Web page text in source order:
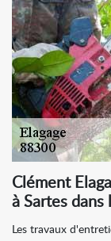
Clément
à Sartes
Les travaux